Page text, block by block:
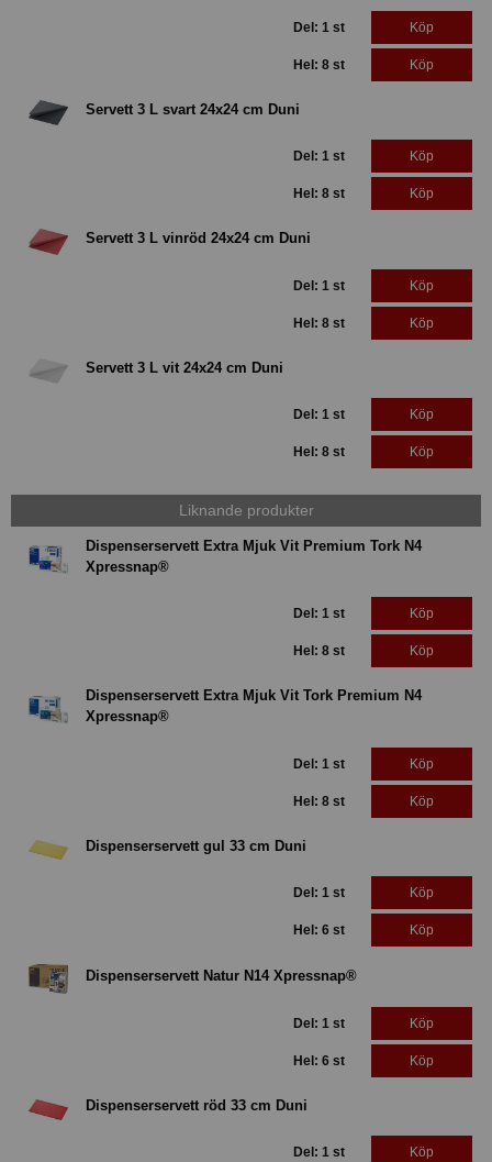
Del: 1 st Köp
Hel: 8 st Köp
Servett 3 L svart 24x24 cm Duni
Del: 1 st Köp
Hel: 8 st Köp
Servett 3 L vinröd 24x24 cm Duni
Del: 1 st Köp
Hel: 8 st Köp
Servett 3 L vit 24x24 cm Duni
Del: 1 st Köp
Hel: 8 st Köp
Liknande produkter
Dispenserservett Extra Mjuk Vit Premium Tork N4
Xpressnap®
Del: 1 st Köp
Hel: 8 st Köp
Dispenserservett Extra Mjuk Vit Tork Premium N4
Xpressnap®
Del: 1 st Köp
Hel: 8 st Köp
Dispenserservett gul 33 cm Duni
Del: 1 st Köp
Hel: 6 st Köp
Dispenserservett Natur N14 Xpressnap®
Del: 1 st Köp
Hel: 6 st Köp
Dispenserservett röd 33 cm Duni
Del: 1 st Köp